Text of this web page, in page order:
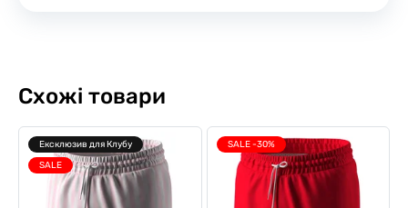
Схожі товари
Ексклюзив для Клубу
SALE
SALE -30%